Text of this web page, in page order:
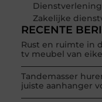
Dienstverlening
Zakelijke
RECENTE
Rust en ruimte in
tv meubel van
Tandemasser
juiste aanhanger